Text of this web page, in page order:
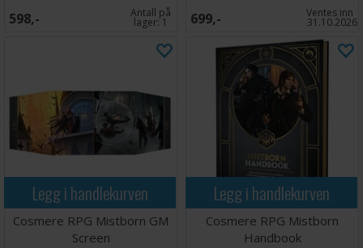
598,- Antall på
lager:1 699,- Ventes inn
31.10.2026
Legg i handlekurven
Cosmere RPG Mistborn GM
Screen
Legg i handlekurven
Cosmere RPG Mistborn
Handbook